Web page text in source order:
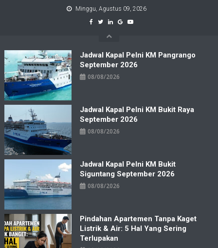
Minggu, Agustus 09, 2026
Jadwal Kapal Pelni KM Pangrango
September 2026
08/08/2026
Jadwal Kapal Pelni KM Bukit Raya
September 2026
08/08/2026
Jadwal Kapal Pelni KM Bukit
Siguntang September 2026
08/08/2026
Pindahan Apartemen Tanpa Kaget
Listrik & Air: 5 Hal Yang Sering
Terlupakan